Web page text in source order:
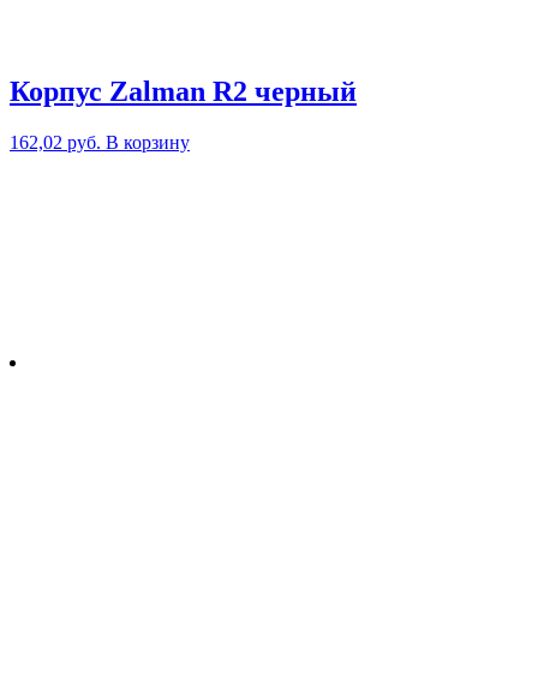
Корпус Zalman R2 черный
162,02 руб. В корзину